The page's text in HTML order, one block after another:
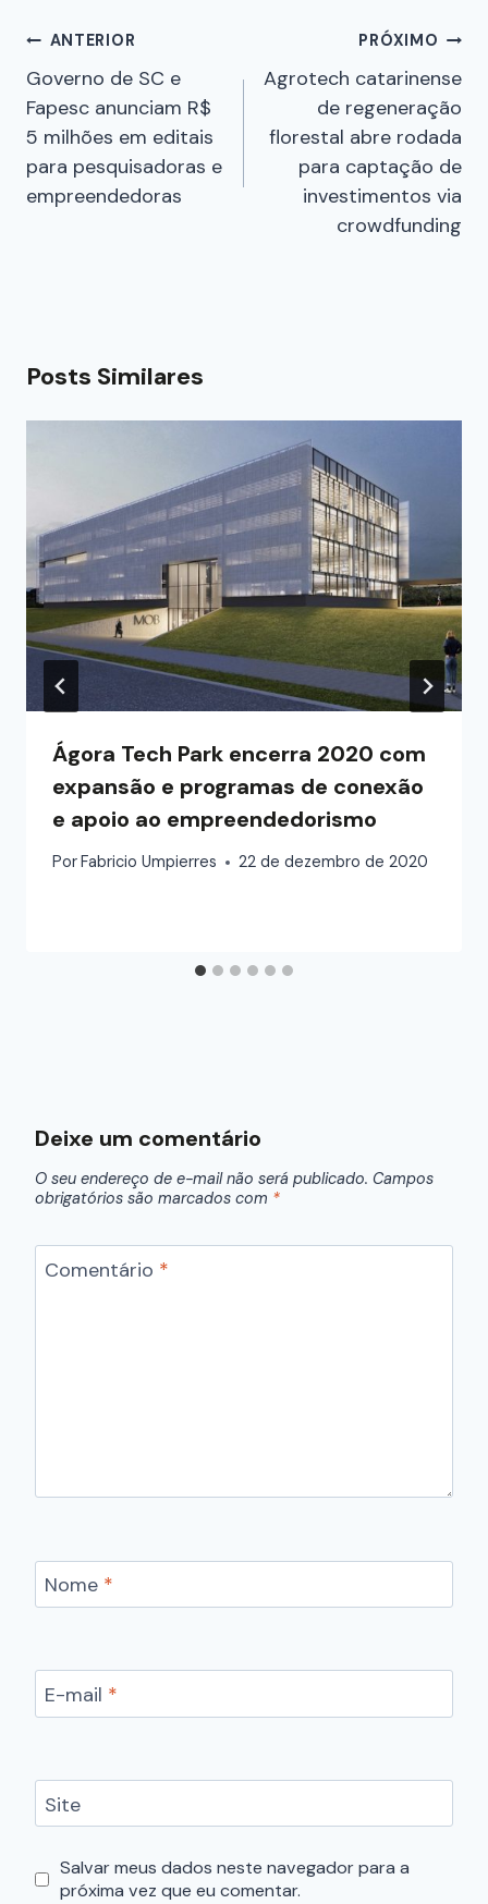
ANTERIOR
Governo de SC e
Fapesc anunciam R$
5 milhões em editais
para pesquisadoras e
empreendedoras
PRÓXIMO
Agrotech catarinense
de regeneração
florestal abre rodada
para captação de
investimentos via
crowdfunding
Posts Similares
Ágora Tech Park encerra 2020 com
expansão e programas de conexão
e apoio ao empreendedorismo
Por Fabricio Umpierres 22 de dezembro de 2020
Deixe um comentário
O seu endereço de e-mail não será publicado. Campos
obrigatórios são marcados com *
Comentário *
Nome *
E-mail *
Site
Salvar meus dados neste navegador para a
próxima vez que eu comentar.